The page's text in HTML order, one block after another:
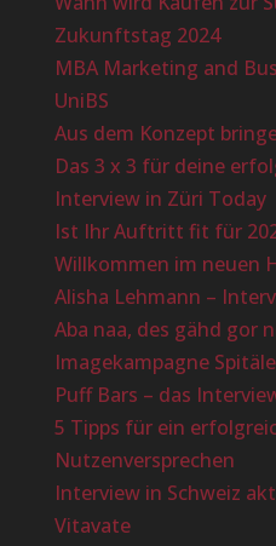
Zukunftstag 2024
MBA Marketing and
UniBS
Aus dem Konzept
Das 3 x 3 für deine
Interview in Züri Today
Ist Ihr Auftritt fit für
Willkommen im neuen
Alisha Lehmann –
Aba naa, des gähd gor
Imagekampagne
Puff Bars – das
5 Tipps für ein
Nutzenversprechen
Interview in Schweiz
Vitavate